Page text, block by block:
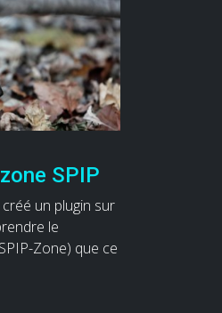
SPIP
un plugin sur
le
Zone) que ce